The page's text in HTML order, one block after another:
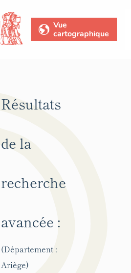
Vue
cartographique
Résultats
de la
recherche
avancée :
(Département :
Ariège)